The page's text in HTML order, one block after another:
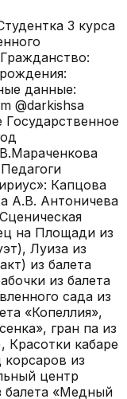
3 курса
данные:
@darkishsa
Капцова
А.В. Антоничева
на Площади из
Луиза из
из балета
из балета
сада из
«Копеллия»,
гран па из
Красотки кабаре
из
центр
балета «Медный